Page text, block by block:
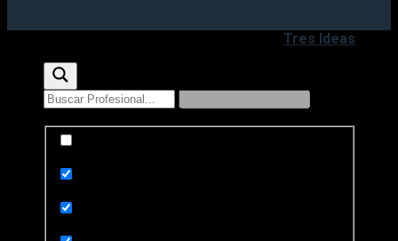
Tres Ideas